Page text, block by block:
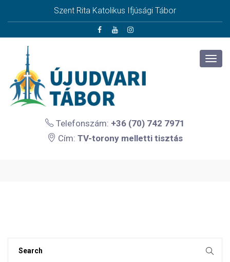
Szent Rita Katolikus Ifjúsági Tábor
Telefonszám: +36 (70) 742 7971
Cím: TV-torony melletti tisztás